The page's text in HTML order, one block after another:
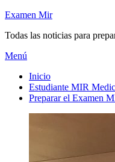
Saltar
contenido
Examen Mir
Todas las noticias para
Menú
Inicio
Estudiante MIR
Preparar el Examen